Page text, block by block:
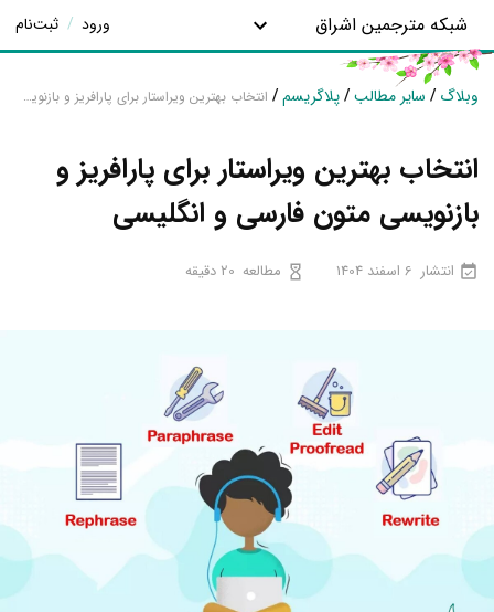
شبکه مترجمین اشراق ورود / ثبت‌نام
وبلاگ / سایر مطالب/پلاگریسم/ انتخاب بهترین ویراستار برای پارافریز و بازنویسی متون فارسی و انگلیسی
انتخاب بهترین ویراستار برای پارافریز و
بازنویسی متون فارسی و انگلیسی
انتشار 6 اسفند 1404 مطالعه 20 دقیقه